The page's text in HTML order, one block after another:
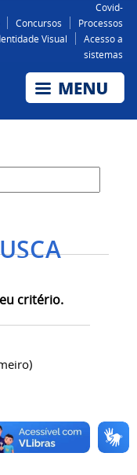
Covid-
Concursos
Processos
Visual
Acesso a
sistemas
critério.